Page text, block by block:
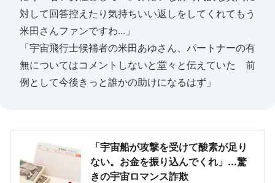
対して回答控えたり気持ちいい返しをしてくれてもう
米田さんファンですわ...」
「宇宙飛行士候補者の米田あゆさん、パートナーの有
無についてはコメントしないと堂々と伝えていた 前
例として今後きっと誰かの助けになるはず」
「宇宙船が攻撃を受けて酸素が足り
ない。お金を振り込んでくれ」...驚
きの宇宙ロマンス詐欺